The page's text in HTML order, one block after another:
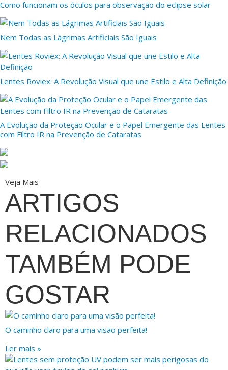
Como funcionam os óculos para observação do eclipse solar
Nem Todas as Lágrimas Artificiais São Iguais
Lentes Roviex: A Revolução Visual que une Estilo e Alta Definição
A Evolução da Proteção Ocular e o Papel Emergente das Lentes
com Filtro IR na Prevenção de Cataratas
Veja Mais
ARTIGOS
RELACIONADOS
TAMBÉM PODE
GOSTAR
O caminho claro para uma visão perfeita!
Ler mais »